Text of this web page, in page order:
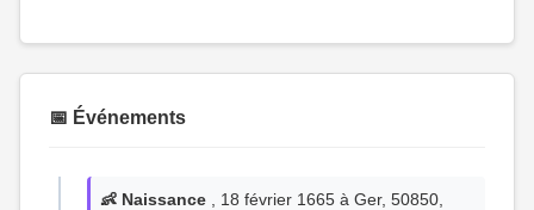
📅 Événements
👶 Naissance , 18 février 1665 à Ger, 50850,